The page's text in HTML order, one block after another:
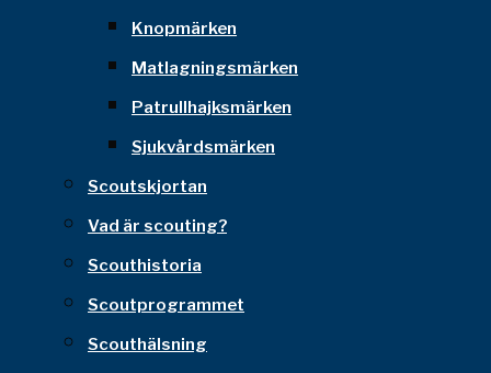
Knopmärken
Matlagningsmärken
Patrullhajksmärken
Sjukvårdsmärken
Scoutskjortan
Vad är scouting?
Scouthistoria
Scoutprogrammet
Scouthälsning